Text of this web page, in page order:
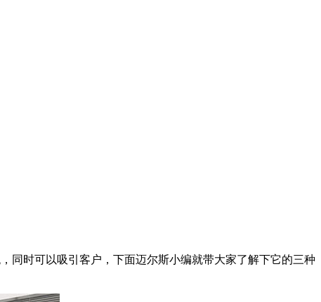
同时可以吸引客户，下面迈尔斯小编就带大家了解下它的三种